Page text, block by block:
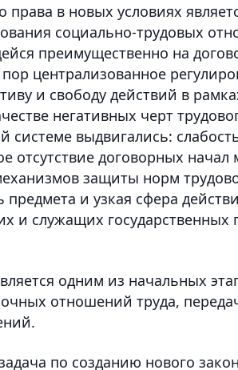
права в новых условиях
социально-трудовых
преимущественно на
централизованное
и свободу действий в
негативных черт
системе выдвигались:
отсутствие договорных
защиты норм
и узкая сфера
и служащих государственных
одним из начальных
отношений труда,
по созданию нового